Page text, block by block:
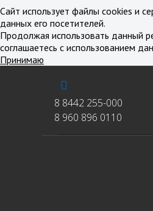
8 8442 255-000
8 960 896 0110
Сайт использует файлы cookies и
данных его посетителей.
Продолжая использовать данный
соглашаетесь с использованием
Принимаю